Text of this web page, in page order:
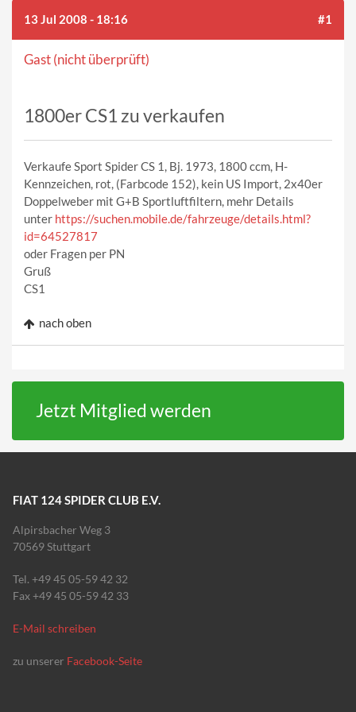
13 Jul 2008 - 18:16 #1
Gast (nicht überprüft)
1800er CS1 zu verkaufen
Verkaufe Sport Spider CS 1, Bj. 1973, 1800 ccm, H-
Kennzeichen, rot, (Farbcode 152), kein US Import, 2x40er
Doppelweber mit G+B Sportluftfiltern, mehr Details
unter https://suchen.mobile.de/fahrzeuge/details.html?
id=64527817
oder Fragen per PN
Gruß
CS1
nach oben
Jetzt Mitglied werden
FIAT 124 SPIDER CLUB E.V.
Alpirsbacher Weg 3
70569 Stuttgart
Tel. +49 45 05-59 42 32
Fax +49 45 05-59 42 33
E-Mail schreiben
zu unserer Facebook-Seite